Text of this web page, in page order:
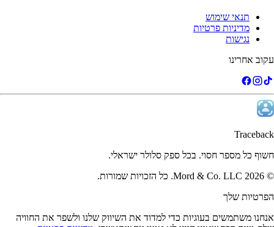
תנאי שימוש
מדיניות פרטיות
נגישות
עקוב אחרינו
Traceback
חשוף כל מספר חסוי. בכל ספק סלולר ישראלי.
©
2026
Mord & Co. LLC
. כל הזכויות שמורות.
הפרטיות שלך
אנחנו משתמשים בעוגיות כדי למדוד את השיווק שלנו ולשפר את החוויה